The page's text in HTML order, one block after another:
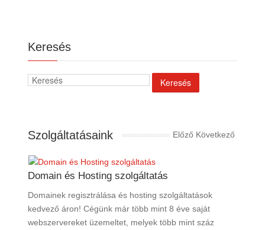
Keresés
Szolgáltatásaink Előző Következő
Domain és Hosting szolgáltatás
Domainek regisztrálása és hosting szolgáltatások
kedvező áron! Cégünk már több mint 8 éve saját
webszervereket üzemeltet, melyek több mint száz